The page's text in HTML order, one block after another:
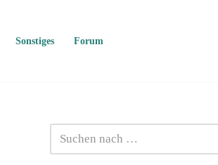
Sonstiges Forum